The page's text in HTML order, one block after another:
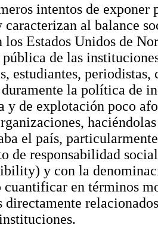
intentos de exponer
caracterizan al balance
los Estados Unidos de
de las
estudiantes,
la política de
y de explotación poco
el país,
de responsabilidad
y con la
cuantificar en términos
directamente